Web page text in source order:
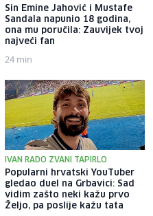
Sin Emine Jahović i Mustafe
Sandala napunio 18 godina,
ona mu poručila: Zauvijek tvoj
najveći fan
24 min
IVAN RADO ZVANI TAPIRLO
Popularni hrvatski YouTuber
gledao duel na Grbavici: Sad
vidim zašto neki kažu prvo
Željo, pa poslije kažu tata